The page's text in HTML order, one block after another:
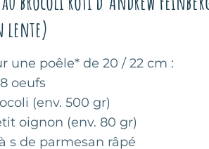
lente)
une poêle* de 20 / 22 cm :
oeufs
(env. 500 gr)
oignon (env. 80 gr)
s de parmesan râpé